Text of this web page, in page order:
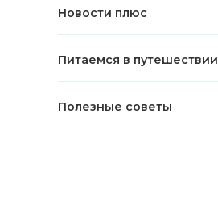
Новости плюс
Питаемся в путешествии
Полезные советы